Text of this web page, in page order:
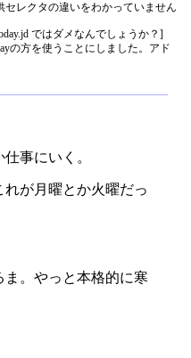
レクタの違いをわかっていません
ではダメなんでしょうか？]
の方を使うことにしました。アド
事にいく。
が月曜とか火曜だっ
。やっと本格的に寒